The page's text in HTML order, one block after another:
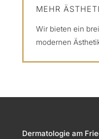
MEHR
Wir bieten ein
modernen
Dermatologie am